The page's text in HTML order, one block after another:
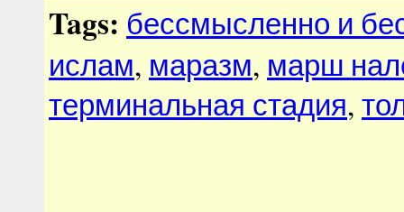
Tags: бессмысленно и
ислам, маразм, марш
терминальная стадия,